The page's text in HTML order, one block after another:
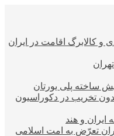
و کالابرگ اقامت در ایران
ساخته پلی یورتان
تخریب در دکوراسیون
ایران و هند
تعرّض به امت اسلامی